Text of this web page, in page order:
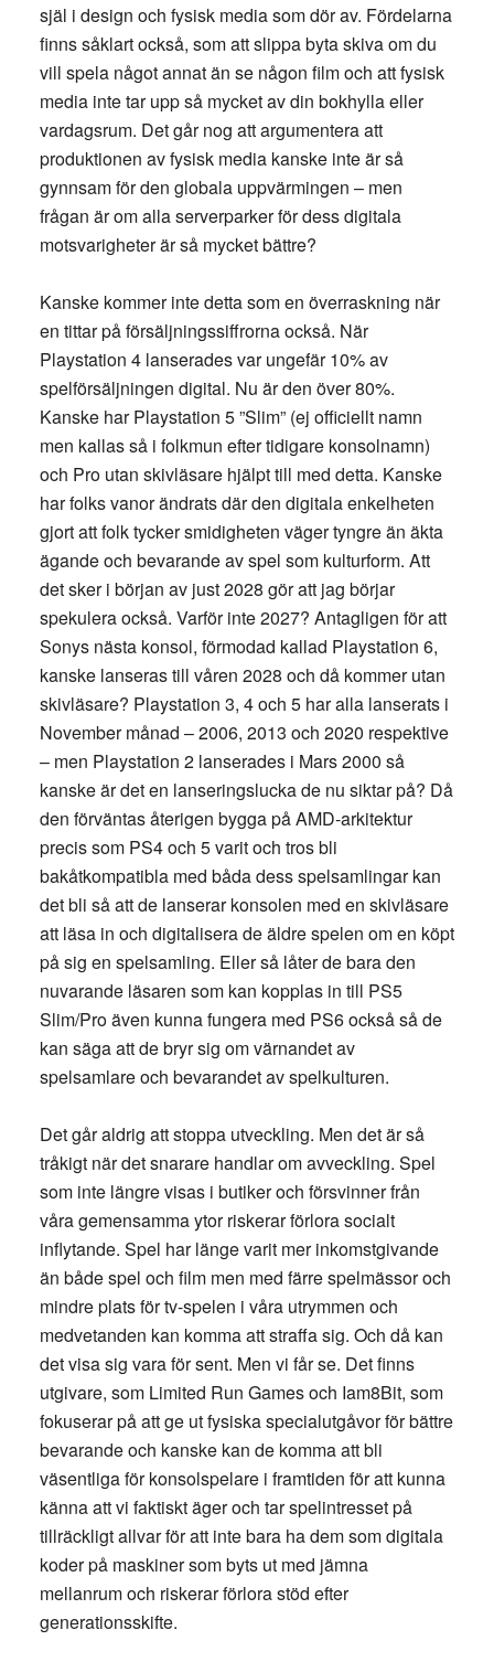
själ i design och fysisk media som dör av. Fördelarna
finns såklart också, som att slippa byta skiva om du
vill spela något annat än se någon film och att fysisk
media inte tar upp så mycket av din bokhylla eller
vardagsrum. Det går nog att argumentera att
produktionen av fysisk media kanske inte är så
gynnsam för den globala uppvärmingen – men
frågan är om alla serverparker för dess digitala
motsvarigheter är så mycket bättre?
Kanske kommer inte detta som en överraskning när
en tittar på försäljningssiffrorna också. När
Playstation 4 lanserades var ungefär 10% av
spelförsäljningen digital. Nu är den över 80%.
Kanske har Playstation 5 ”Slim” (ej officiellt namn
men kallas så i folkmun efter tidigare konsolnamn)
och Pro utan skivläsare hjälpt till med detta. Kanske
har folks vanor ändrats där den digitala enkelheten
gjort att folk tycker smidigheten väger tyngre än äkta
ägande och bevarande av spel som kulturform. Att
det sker i början av just 2028 gör att jag börjar
spekulera också. Varför inte 2027? Antagligen för att
Sonys nästa konsol, förmodad kallad Playstation 6,
kanske lanseras till våren 2028 och då kommer utan
skivläsare? Playstation 3, 4 och 5 har alla lanserats i
November månad – 2006, 2013 och 2020 respektive
– men Playstation 2 lanserades i Mars 2000 så
kanske är det en lanseringslucka de nu siktar på? Då
den förväntas återigen bygga på AMD-arkitektur
precis som PS4 och 5 varit och tros bli
bakåtkompatibla med båda dess spelsamlingar kan
det bli så att de lanserar konsolen med en skivläsare
att läsa in och digitalisera de äldre spelen om en köpt
på sig en spelsamling. Eller så låter de bara den
nuvarande läsaren som kan kopplas in till PS5
Slim/Pro även kunna fungera med PS6 också så de
kan säga att de bryr sig om värnandet av
spelsamlare och bevarandet av spelkulturen.
Det går aldrig att stoppa utveckling. Men det är så
tråkigt när det snarare handlar om avveckling. Spel
som inte längre visas i butiker och försvinner från
våra gemensamma ytor riskerar förlora socialt
inflytande. Spel har länge varit mer inkomstgivande
än både spel och film men med färre spelmässor och
mindre plats för tv-spelen i våra utrymmen och
medvetanden kan komma att straffa sig. Och då kan
det visa sig vara för sent. Men vi får se. Det finns
utgivare, som Limited Run Games och Iam8Bit, som
fokuserar på att ge ut fysiska specialutgåvor för bättre
bevarande och kanske kan de komma att bli
väsentliga för konsolspelare i framtiden för att kunna
känna att vi faktiskt äger och tar spelintresset på
tillräckligt allvar för att inte bara ha dem som digitala
koder på maskiner som byts ut med jämna
mellanrum och riskerar förlora stöd efter
generationsskifte.